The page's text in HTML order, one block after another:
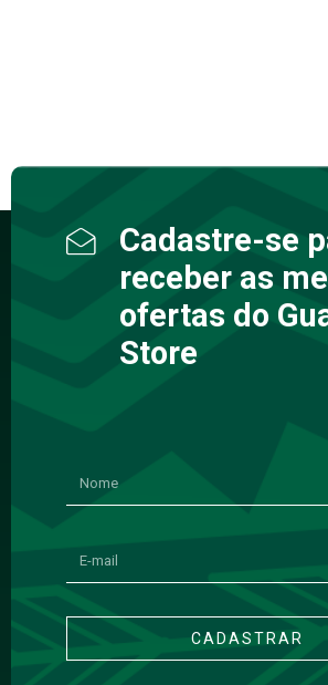
Cadastre-se
receber as
ofertas do
Store
CADASTRAR